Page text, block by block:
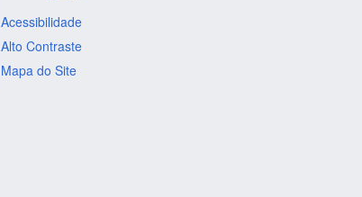
Acessibilidade
Alto Contraste
Mapa do Site